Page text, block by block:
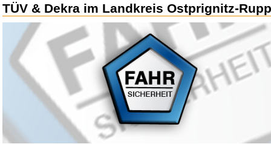
TÜV & Dekra im Landkreis Ostprignitz-